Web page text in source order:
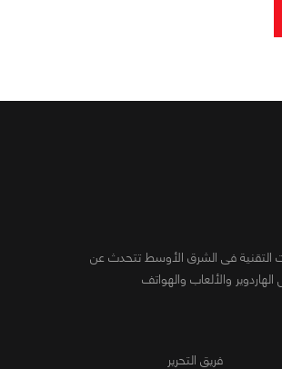
التقنية فى الشرق الأوسط تتحدث عن
والألعاب والهواتف
فريق التحرير